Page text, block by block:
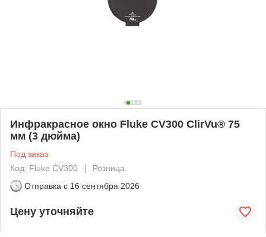
Инфракрасное окно Fluke CV300 ClirVu® 75
мм (3 дюйма)
Под заказ
Код: Fluke CV300
Розница
Отправка с 16 сентября 2026
Цену уточняйте